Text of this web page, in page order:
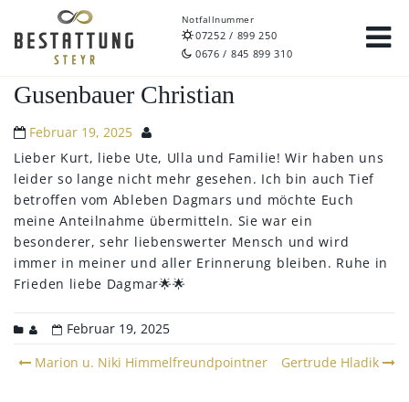
Notfallnummer
07252 / 899 250
0676 / 845 899 310
Gusenbauer Christian
Februar 19, 2025
Lieber Kurt, liebe Ute, Ulla und Familie! Wir haben uns
leider so lange nicht mehr gesehen. Ich bin auch Tief
betroffen vom Ableben Dagmars und möchte Euch
meine Anteilnahme übermitteln. Sie war ein
besonderer, sehr liebenswerter Mensch und wird
immer in meiner und aller Erinnerung bleiben. Ruhe in
Frieden liebe Dagmar🌟🌟
Februar 19, 2025
Post
Marion u. Niki Himmelfreundpointner Gertrude Hladik